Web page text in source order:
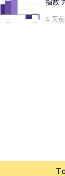
指数
4 天前